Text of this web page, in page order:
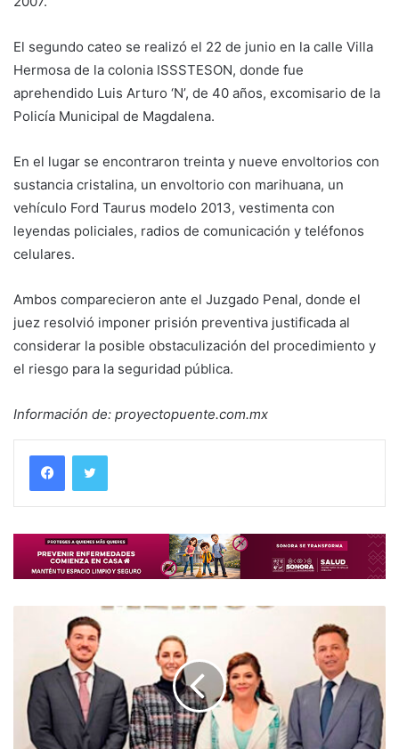
El segundo cateo se realizó el 22 de junio en la calle Villa
Hermosa de la colonia ISSSTESON, donde fue
aprehendido Luis Arturo ‘N’, de 40 años, excomisario de la
Policía Municipal de Magdalena.
En el lugar se encontraron treinta y nueve envoltorios con
sustancia cristalina, un envoltorio con marihuana, un
vehículo Ford Taurus modelo 2013, vestimenta con
leyendas policiales, radios de comunicación y teléfonos
celulares.
Ambos comparecieron ante el Juzgado Penal, donde el
juez resolvió imponer prisión preventiva justificada al
considerar la posible obstaculización del procedimiento y
el riesgo para la seguridad pública.
Información de: proyectopuente.com.mx